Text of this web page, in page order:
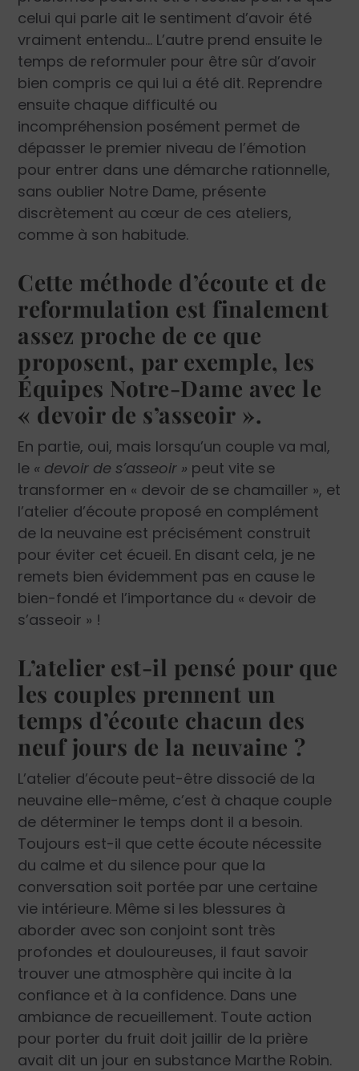
celui qui parle ait le sentiment d’avoir été
vraiment entendu… L’autre prend ensuite le
temps de reformuler pour être sûr d’avoir
bien compris ce qui lui a été dit. Reprendre
ensuite chaque difficulté ou
incompréhension posément permet de
dépasser le premier niveau de l’émotion
pour entrer dans une démarche rationnelle,
sans oublier Notre Dame, présente
discrètement au cœur de ces ateliers,
comme à son habitude.
Cette méthode d’écoute et de
reformulation est finalement
assez proche de ce que
proposent, par exemple, les
Équipes Notre-Dame avec le
« devoir de s’asseoir ».
En partie, oui, mais lorsqu’un couple va mal,
le « devoir de s’asseoir » peut vite se
transformer en « devoir de se chamailler », et
l’atelier d’écoute proposé en complément
de la neuvaine est précisément construit
pour éviter cet écueil. En disant cela, je ne
remets bien évidemment pas en cause le
bien-fondé et l’importance du « devoir de
s’asseoir » !
L’atelier est-il pensé pour que
les couples prennent un
temps d’écoute chacun des
neuf jours de la neuvaine ?
L’atelier d’écoute peut-être dissocié de la
neuvaine elle-même, c’est à chaque couple
de déterminer le temps dont il a besoin.
Toujours est-il que cette écoute nécessite
du calme et du silence pour que la
conversation soit portée par une certaine
vie intérieure. ­Même si les blessures à
aborder avec son conjoint sont très
profondes et douloureuses, il faut savoir
trouver une atmosphère qui incite à la
confiance et à la confidence. Dans une
ambiance de recueillement. Toute action
pour porter du fruit doit jaillir de la prière
avait dit un jour en substance Marthe Robin.